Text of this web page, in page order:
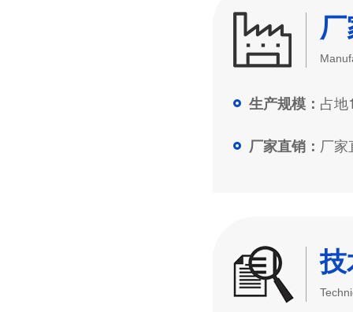
生产规模： 占地
厂家直销： 厂家